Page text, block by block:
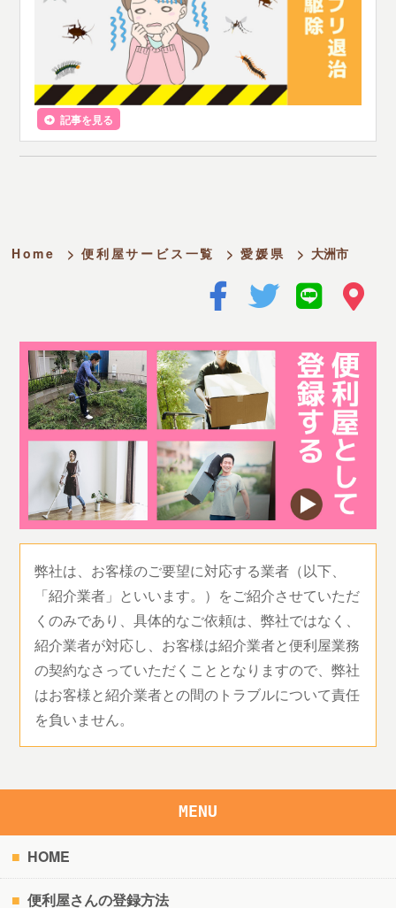
記事を見る
Home > 便利屋サービス一覧 > 愛媛県 > 大洲市
弊社は、お客様のご要望に対応する業者（以下、
「紹介業者」といいます。）をご紹介させていただ
くのみであり、具体的なご依頼は、弊社ではなく、
紹介業者が対応し、お客様は紹介業者と便利屋業務
の契約なさっていただくこととなりますので、弊社
はお客様と紹介業者との間のトラブルについて責任
を負いません。
MENU
HOME
便利屋さんの登録方法